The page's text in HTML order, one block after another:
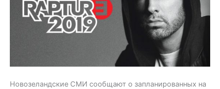
Новозеландские СМИ сообщают о запланированных на